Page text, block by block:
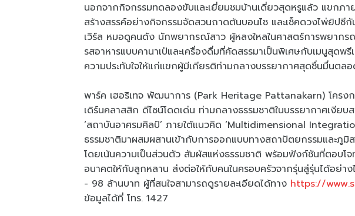
นอกจากกิจกรรมทดลองขับและเยี่ยมชมบ้านเดี่ยวสุดหรูแล้ว แขกภา
สร้างสรรค์อย่างกิจกรรมจัดสวนถาดต้นบอนไซ และเช็คดวงไพ่ยิป
เวิร์ล หมอดูคนดัง นักพยากรณ์สาว ผู้หลงใหลในศาสตร์การพยากร
รสอาหารแบบคานาเป่และเครื่องดื่มที่คัดสรรมาเป็นพิเศษกับเมนูสุดพ
ความประทับใจให้แก่แขกผู้มีเกียรติท่ามกลางบรรยากาศสุดชื่นมื่นตล
พาร์ค เฮอริเทจ พัฒนาการ (Park Heritage Pattanakarn) โครงก
เดิร์นคลาสสิก ดีไซน์โดดเด่น ท่ามกลางธรรมชาติในบรรยากาศเงี
‘สถาบันอาศรมศิลป์’ ภายใต้แนวคิด ‘Multidimensional
ธรรมชาติมาผสมผสานเข้ากับการออกแบบทางสถาปัตยกรรมและภู
โดยเน้นความเป็นส่วนตัว สัมผัสแห่งธรรมชาติ พร้อมฟังก์ชันที่ตอบโ
อนาคตให้กับลูกหลาน ส่งต่อให้กับคนในครอบครัวจากรุ่นสู่รุ่นได้อย่า
- 98 ล้านบาท ผู้ที่สนใจสามารถดูรายละเอียดได้ทาง https://
ข้อมูลได้ที่ โทร. 1427